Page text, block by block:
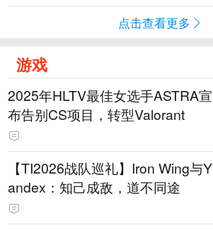
点击查看更多
游戏
2025年HLTV最佳女选手ASTRA宣
布告别CS项目，转型Valorant
【TI2026战队巡礼】Iron Wing与Y
andex：知己成敌，道不同途